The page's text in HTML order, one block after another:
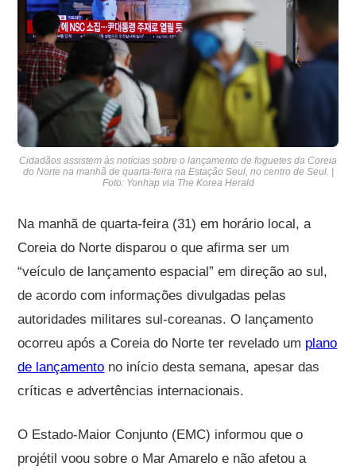
Cidadãos assistem às notícias sobre o lançamento de foguetes da Coreia
do Norte na manhã de quarta-feira na Estação Seul, no centro de Seul. |
Foto: Yonhap via The Korea Herald
Na manhã de quarta-feira (31) em horário local, a
Coreia do Norte disparou o que afirma ser um
“veículo de lançamento espacial” em direção ao sul,
de acordo com informações divulgadas pelas
autoridades militares sul-coreanas. O lançamento
ocorreu após a Coreia do Norte ter revelado um plano
de lançamento no início desta semana, apesar das
críticas e advertências internacionais.
O Estado-Maior Conjunto (EMC) informou que o
projétil voou sobre o Mar Amarelo e não afetou a